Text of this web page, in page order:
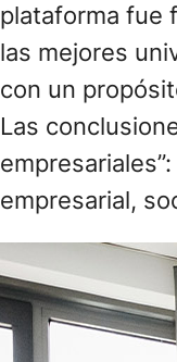
plataforma fue
las mejores
con un
Las
empresarial,